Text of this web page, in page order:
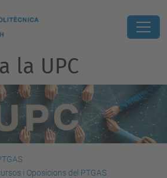
la UPC
i Oposicions del PTGAS